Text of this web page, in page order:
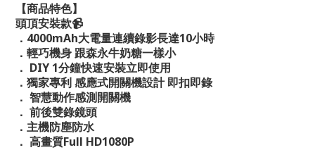
【商品特色】
頭頂安裝款📹
．4000mAh大電量連續錄影長達10小時
．輕巧機身 跟森永牛奶糖一樣小
． DIY 1分鐘快速安裝立即使用
．獨家專利 感應式開關機設計 即扣即錄
． 智慧動作感測開關機
． 前後雙錄鏡頭
．主機防塵防水
． 高畫質Full HD1080P